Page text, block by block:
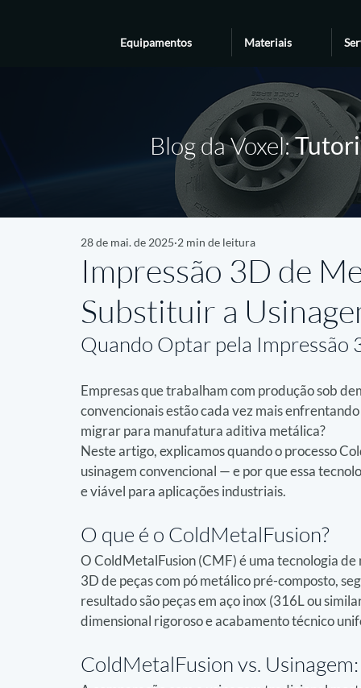
Equipamentos Materiais
Blog da Voxel:
Impressão 3D de
Substituir a
28 de mai. de 2025 2 min de leitura
Quando Optar pela Impressão
Empresas que trabalham com produção sob
convencionais estão cada vez mais
migrar para manufatura aditiva metálica?
Neste artigo, explicamos quando o processo
usinagem convencional — e por que essa
e viável para aplicações industriais.
O que é o ColdMetalFusion?
O ColdMetalFusion (CMF) é uma tecnologia
3D de peças com pó metálico pré-composto,
resultado são peças em aço inox (316L ou
dimensional rigoroso e acabamento técnico
ColdMetalFusion vs.